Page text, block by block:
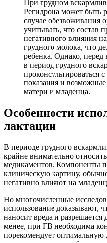
При грудном
Регидрона может быть
случае обезвоживания
учитывать, что состав
негативного влияния на
грудного молока, что
ребенка. Однако, перед
в период грудного
проконсультироваться
показания и возможные
матери и младенца.
Особенности
лактации
В периоде грудного
крайне внимательно
медикаментов. Компоненты
клиническую картину,
негативно влияют на
Но многочисленные
использование доказывают,
наносит вреда и
менее, при ГВ необходима
порекомендует оптимальную